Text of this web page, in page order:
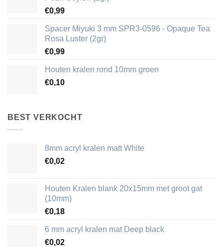
€0,99
Spacer Miyuki 3 mm SPR3-0596 - Opaque Tea
Rosa Luster (2gr)
€0,99
Houten kralen rond 10mm groen
€0,10
BEST VERKOCHT
8mm acryl kralen matt White
€0,02
Houten Kralen blank 20x15mm met groot gat
(10mm)
€0,18
6 mm acryl kralen mat Deep black
€0,02